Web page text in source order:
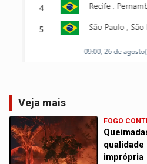
Veja mais
FOGO
qualidade
imprópria